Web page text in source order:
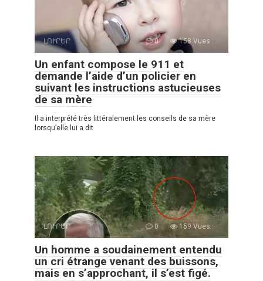
ԼՈՒՐԵՐ 0 158 Vues :
Un enfant compose le 911 et
demande l’aide d’un policier en
suivant les instructions astucieuses
de sa mère
Il a interprété très littéralement les conseils de sa mère
lorsqu’elle lui a dit
ԼՈՒՐԵՐ 0 159 Vues :
Un homme a soudainement entendu
un cri étrange venant des buissons,
mais en s’approchant, il s’est figé.